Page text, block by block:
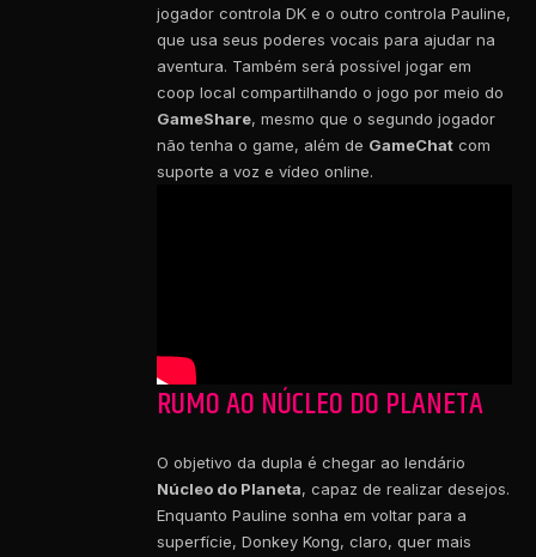
jogador controla DK e o outro controla Pauline,
que usa seus poderes vocais para ajudar na
aventura. Também será possível jogar em
coop local compartilhando o jogo por meio do
GameShare, mesmo que o segundo jogador
não tenha o game, além de GameChat com
suporte a voz e vídeo online.
RUMO AO NÚCLEO DO PLANETA
O objetivo da dupla é chegar ao lendário
Núcleo do Planeta, capaz de realizar desejos.
Enquanto Pauline sonha em voltar para a
superfície, Donkey Kong, claro, quer mais